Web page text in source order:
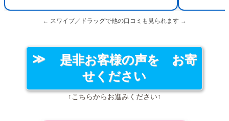
← スワイプ／ドラッグで他の口コミも見られます →
是非お客様の声を お寄
せください
↑こちらからお進みください↑